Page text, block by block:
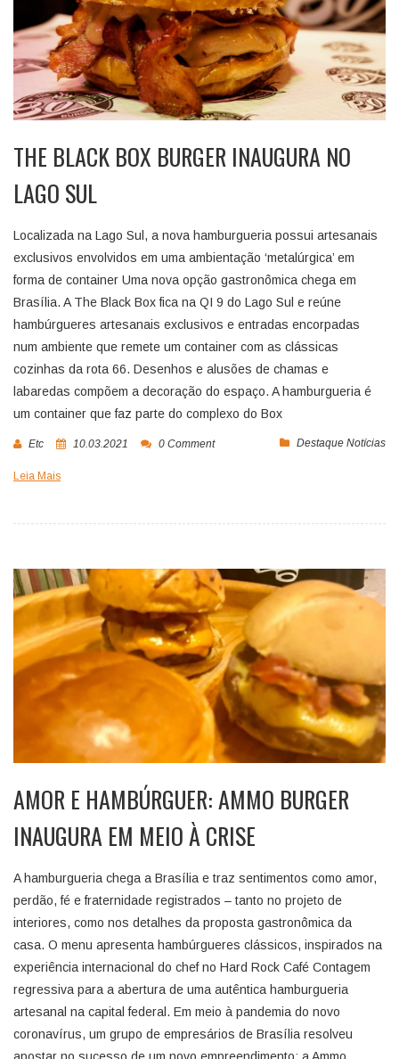
THE BLACK BOX BURGER INAUGURA NO
LAGO SUL
Localizada na Lago Sul, a nova hamburgueria possui artesanais
exclusivos envolvidos em uma ambientação ‘metalúrgica’ em
forma de container Uma nova opção gastronômica chega em
Brasília. A The Black Box fica na QI 9 do Lago Sul e reúne
hambúrgueres artesanais exclusivos e entradas encorpadas
num ambiente que remete um container com as clássicas
cozinhas da rota 66. Desenhos e alusões de chamas e
labaredas compõem a decoração do espaço. A hamburgueria é
um container que faz parte do complexo do Box
Etc 10.03.2021 Destaque Notícias
0 Comment
Leia Mais
AMOR E HAMBÚRGUER: AMMO BURGER
INAUGURA EM MEIO À CRISE
A hamburgueria chega a Brasília e traz sentimentos como amor,
perdão, fé e fraternidade registrados – tanto no projeto de
interiores, como nos detalhes da proposta gastronômica da
casa. O menu apresenta hambúrgueres clássicos, inspirados na
experiência internacional do chef no Hard Rock Café Contagem
regressiva para a abertura de uma autêntica hamburgueria
artesanal na capital federal. Em meio à pandemia do novo
coronavírus, um grupo de empresários de Brasília resolveu